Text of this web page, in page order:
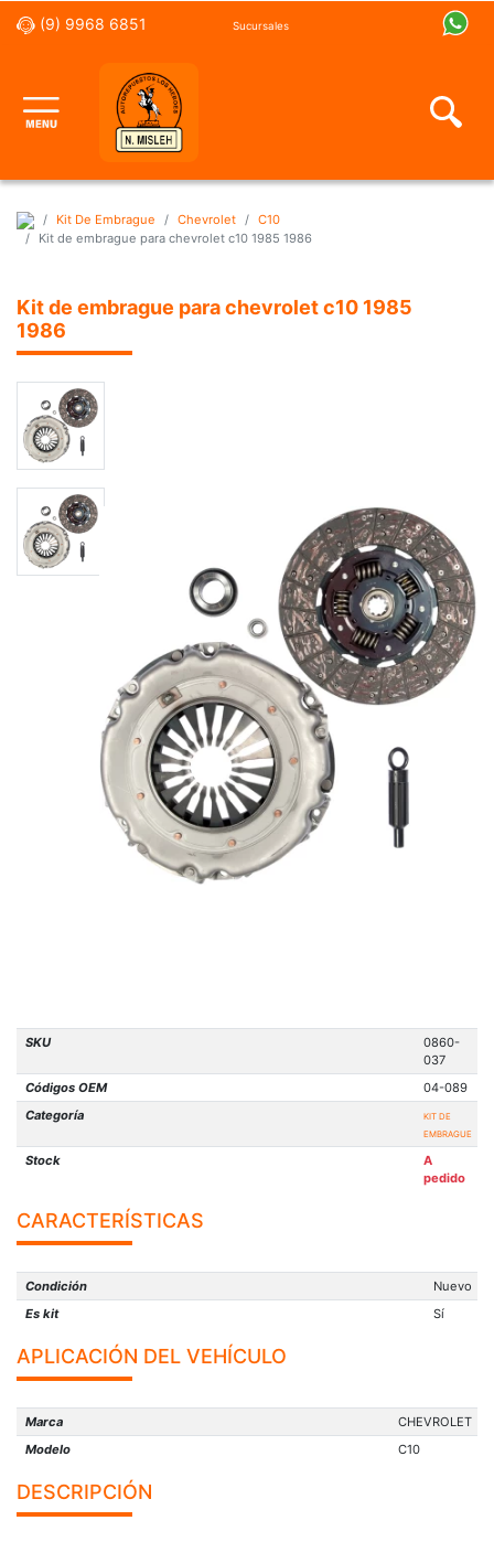
(9) 9968 6851 Sucursales
Kit De Embrague Chevrolet
C10
Kit de embrague para chevrolet c10 1985 1986
Kit de embrague para chevrolet c10 1985
1986
SKU
0860-
037
Códigos OEM
04-089
Categoría
KIT DE
EMBRAGUE
Stock
A
pedido
CARACTERÍSTICAS
Condición
Nuevo
Es kit
Sí
APLICACIÓN DEL VEHÍCULO
Marca
CHEVROLET
Modelo
C10
DESCRIPCIÓN